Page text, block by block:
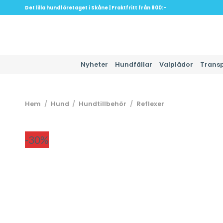
to
Det lilla hundföretaget i Skåne | Fraktfritt från 800:-
Nyheter Hundfällar Valplådor
Hem / Hund / Hundtillbehör / Reflexer
-30%